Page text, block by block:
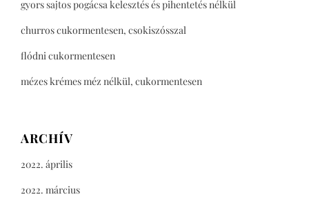
gyors sajtos pogácsa kelesztés és pihentetés nélkül
churros cukormentesen, csokiszósszal
flódni cukormentesen
mézes krémes méz nélkül, cukormentesen
ARCHÍV
2022. április
2022. március